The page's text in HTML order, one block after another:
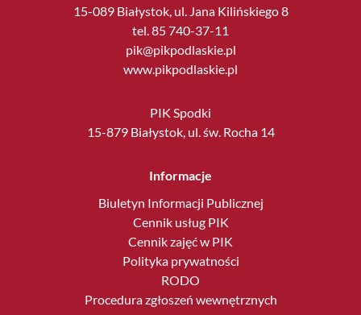
15-089 Białystok, ul. Jana Kilińskiego 8
tel. 85 740-37-11
pik@pikpodlaskie.pl
www.pikpodlaskie.pl
PIK Spodki
15-879 Białystok, ul. św. Rocha 14
Informacje
Biuletyn Informacji Publicznej
Cennik usług PIK
Cennik zajęć w PIK
Polityka prywatności
RODO
Procedura zgłoszeń wewnętrznych